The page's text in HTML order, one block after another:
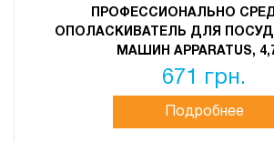
ПРОФЕССИОНАЛЬНО
ОПОЛАСКИВАТЕЛЬ ДЛЯ
МАШИН APPARATUS,
671 грн.
Подробнее